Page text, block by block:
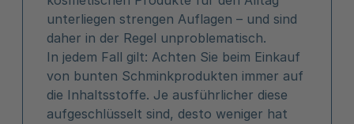
unterliegen strengen Auflagen – und sind
daher in der Regel unproblematisch.
In jedem Fall gilt: Achten Sie beim Einkauf
von bunten Schminkprodukten immer auf
die Inhaltsstoffe. Je ausführlicher diese
aufgeschlüsselt sind, desto weniger hat